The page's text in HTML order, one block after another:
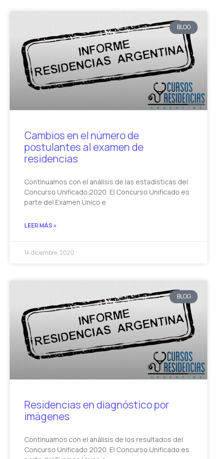
BLOG
Cambios en el número de
postulantes al examen de
residencias
Continuamos con el análisis de las estadísticas del
Concurso Unificado 2020. El Concurso Unificado es
parte del Examen Único e
LEER MÁS »
14 diciembre, 2020
BLOG
Residencias en diagnóstico por
imágenes
Continuamos con el análisis de los resultados del
Concurso Unificado 2020. El Concurso Unificado es